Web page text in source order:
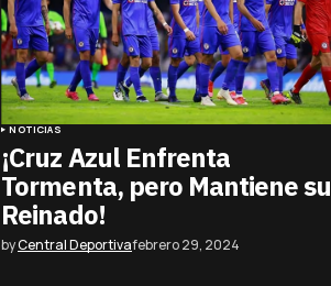
NOTICIAS
¡Cruz Azul Enfrenta
Tormenta, pero Mantiene su
Reinado!
byCentral Deportivafebrero 29, 2024